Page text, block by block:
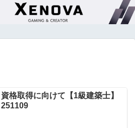
資格取得に向けて【1級建築士】
251109